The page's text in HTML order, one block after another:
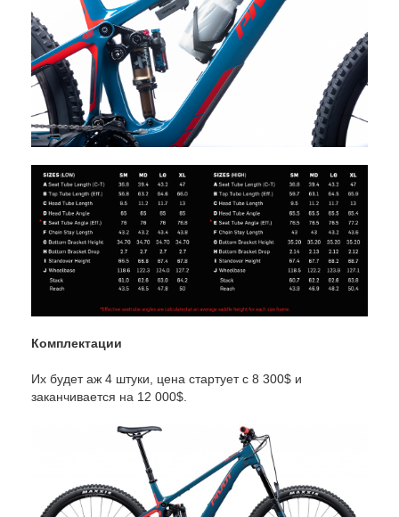
Комплектации
Их будет аж 4 штуки, цена стартует с 8 300$ и
заканчивается на 12 000$.